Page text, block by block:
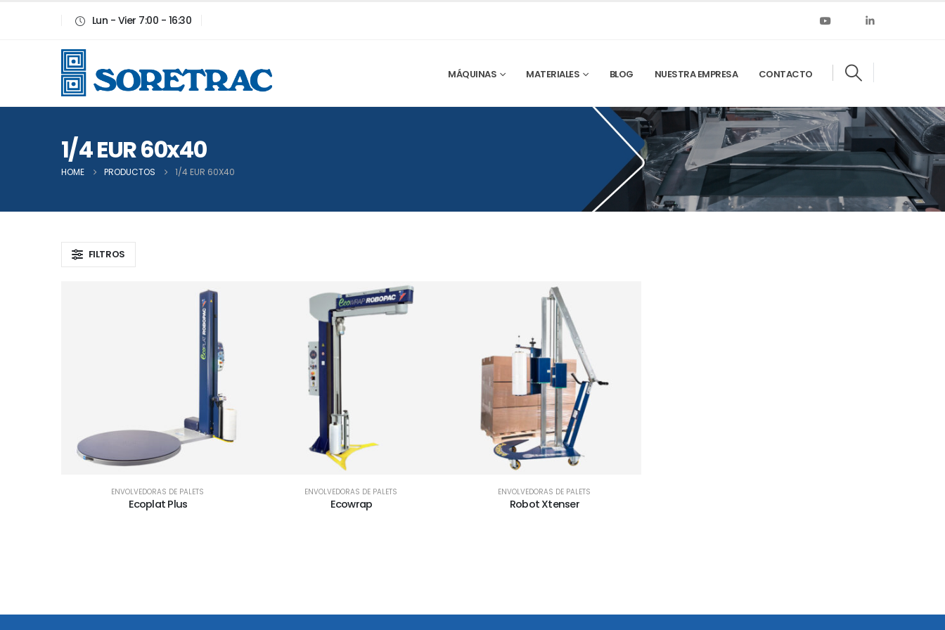
Lun - Vier 7:00 - 16:30
MÁQUINAS MATERIALES BLOG NUESTRA EMPRESA CONTACTO
1/4 EUR 60x40
HOME PRODUCTOS 1/4 EUR 60X40
FILTROS
ENVOLVEDORAS DE PALETS
Ecoplat Plus
ENVOLVEDORAS DE PALETS
Ecowrap
ENVOLVEDORAS DE PALETS
Robot Xtenser